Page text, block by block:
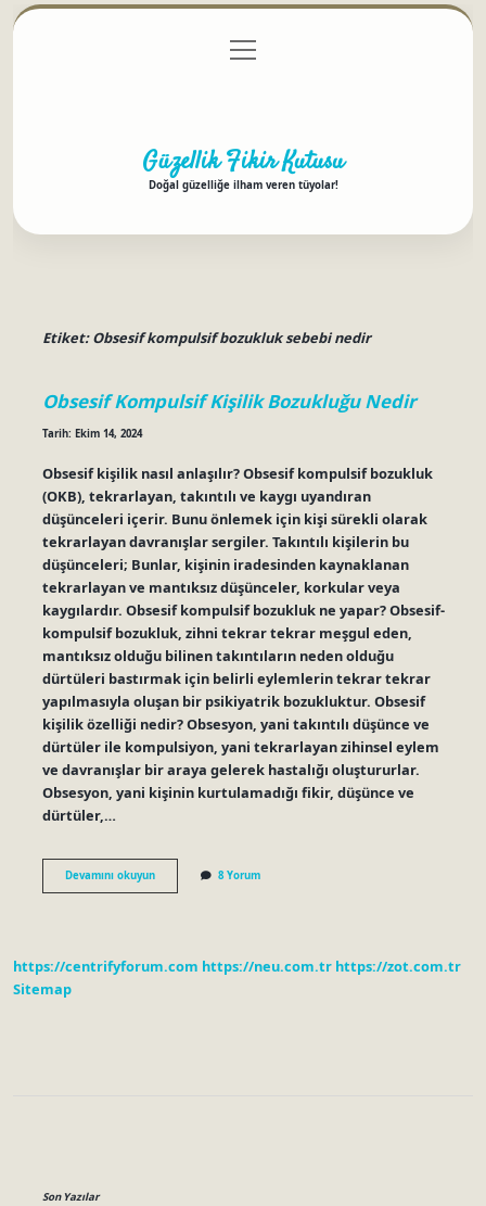
Gizlilik Politikası
menüyü
aç
Güzellik Fikir Kutusu
Doğal güzelliğe ilham veren tüyolar!
Etiket:Obsesif kompulsif bozukluk sebebi nedir
Obsesif Kompulsif Kişilik Bozukluğu Nedir
Tarih: Ekim 14, 2024
Obsesif kişilik nasıl anlaşılır? Obsesif kompulsif bozukluk
(OKB), tekrarlayan, takıntılı ve kaygı uyandıran
düşünceleri içerir. Bunu önlemek için kişi sürekli olarak
tekrarlayan davranışlar sergiler. Takıntılı kişilerin bu
düşünceleri; Bunlar, kişinin iradesinden kaynaklanan
tekrarlayan ve mantıksız düşünceler, korkular veya
kaygılardır. Obsesif kompulsif bozukluk ne yapar? Obsesif-
kompulsif bozukluk, zihni tekrar tekrar meşgul eden,
mantıksız olduğu bilinen takıntıların neden olduğu
dürtüleri bastırmak için belirli eylemlerin tekrar tekrar
yapılmasıyla oluşan bir psikiyatrik bozukluktur. Obsesif
kişilik özelliği nedir? Obsesyon, yani takıntılı düşünce ve
dürtüler ile kompulsiyon, yani tekrarlayan zihinsel eylem
ve davranışlar bir araya gelerek hastalığı oluştururlar.
Obsesyon, yani kişinin kurtulamadığı fikir, düşünce ve
dürtüler,…
Devamını okuyunObsesif
Kompulsif
8 Yorum
https://centrifyforum.com https://neu.com.tr https://zot.com.tr
Sitemap
Son Yazılar